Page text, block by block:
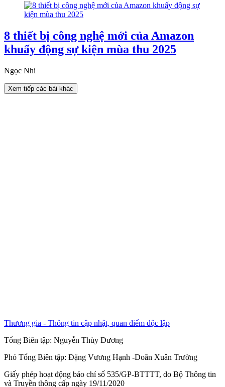
8 thiết bị công nghệ mới của Amazon
khuấy động sự kiện mùa thu 2025
Ngọc Nhi
Xem tiếp các bài khác
Thương gia - Thông tin cập nhật, quan điểm độc lập
Tổng Biên tập: Nguyễn Thùy Dương
Phó Tổng Biên tập: Đặng Vương Hạnh -Doãn Xuân Trường
Giấy phép hoạt động báo chí số 535/GP-BTTTT, do Bộ Thông tin
và Truyền thông cấp ngày 19/11/2020